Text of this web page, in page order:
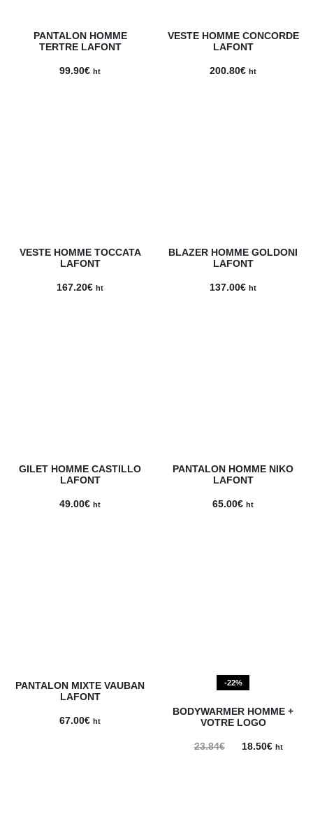
PANTALON HOMME
TERTRE LAFONT
99.90€ ht
VESTE HOMME CONCORDE
LAFONT
200.80€ ht
VESTE HOMME TOCCATA
LAFONT
167.20€ ht
BLAZER HOMME GOLDONI
LAFONT
137.00€ ht
GILET HOMME CASTILLO
LAFONT
49.00€ ht
PANTALON HOMME NIKO
LAFONT
65.00€ ht
PANTALON MIXTE VAUBAN
LAFONT
67.00€ ht
-22%
BODYWARMER HOMME +
VOTRE LOGO
23.84€ 18.50€Le
ht